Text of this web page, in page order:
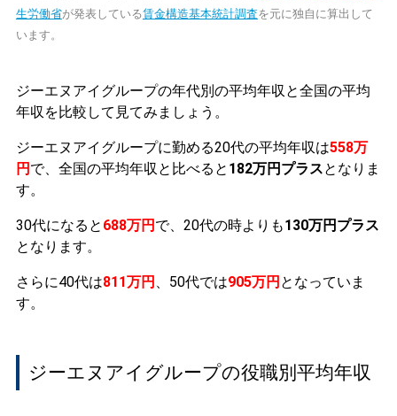
生労働省が発表している賃金構造基本統計調査を元に独自に算出して
います。
ジーエヌアイグループの年代別の平均年収と全国の平均
年収を比較して見てみましょう。
ジーエヌアイグループに勤める20代の平均年収は558万
円 で、全国の平均年収と比べると 182万円プラスとなりま
す。
30代になると 688万円 で、20代の時よりも130万円プラス
となります。
さらに40代は811万円 、50代では905万円 となっていま
す。
ジーエヌアイグループの役職別平均年収